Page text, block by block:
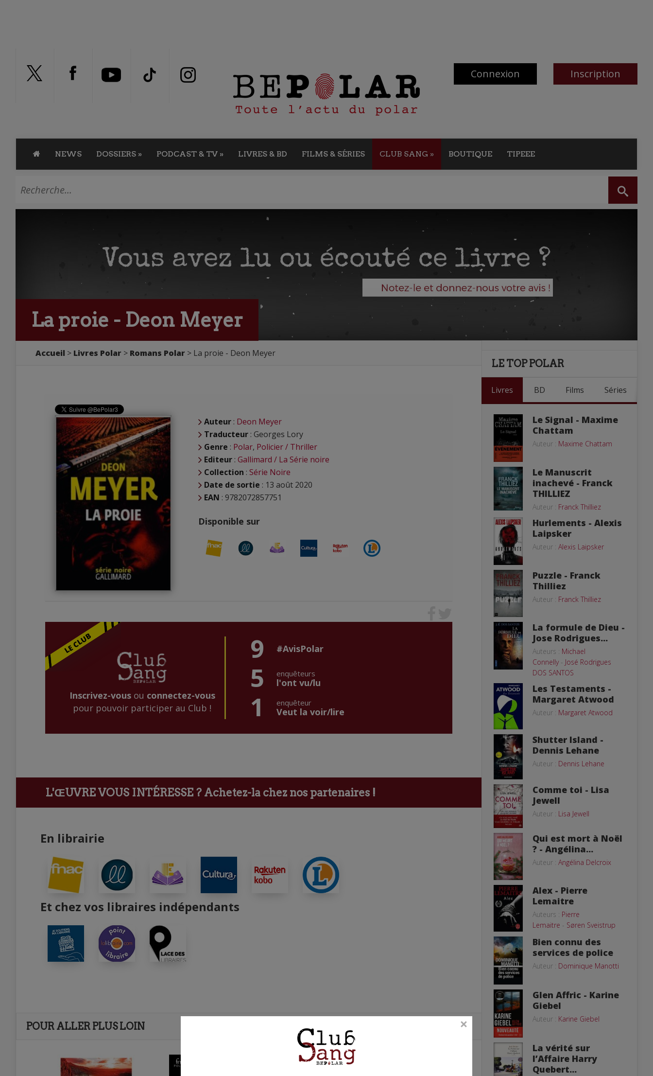
Connexion Inscription
NEWS DOSSIERS » PODCAST & TV » LIVRES & BD FILMS & SÉRIES CLUB SANG » BOUTIQUE TIPEEE
La proie - Deon Meyer
Accueil Livres Polar Romans Polar La proie - Deon Meyer
Auteur : Deon Meyer
Traducteur : Georges Lory
Genre : Polar, Policier / Thriller
Editeur : Gallimard / La Série noire
Collection : Série Noire
Date de sortie : 13 août 2020
EAN : 9782072857751
Disponible sur
Inscrivez-vousou connectez-vous
pour pouvoir participer au Club !
9 #AvisPolar
5 enquêteurs
l'ont vu/lu
1 enquêteur
Veut la voir/lire
L'ŒUVRE VOUS INTÉRESSE ? Achetez-la chez nos partenaires !
En librairie
Et chez vos libraires indépendants
POUR ALLER PLUS LOIN
LE TOP POLAR
Livres BD Films Séries
Le Signal - Maxime
Chattam
Auteur : Maxime Chattam
Le Manuscrit
inachevé - Franck
THILLIEZ
Auteur : Franck Thilliez
Hurlements - Alexis
Laipsker
Auteur : Alexis Laipsker
Puzzle - Franck
Thilliez
Auteur : Franck Thilliez
La formule de Dieu -
Jose Rodrigues...
Auteurs : Michael
Connelly- José Rodrigues
DOS SANTOS
Les Testaments -
Margaret Atwood
Auteur : Margaret Atwood
Shutter Island -
Dennis Lehane
Auteur : Dennis Lehane
Comme toi - Lisa
Jewell
Auteur : Lisa Jewell
Qui est mort à Noël
? - Angélina...
Auteur : Angélina Delcroix
Alex - Pierre
Lemaitre
Auteurs : Pierre
Lemaitre - Søren Sveistrup
Bien connu des
services de police
Auteur : Dominique Manotti
Glen Affric - Karine
Giebel
Auteur : Karine Giebel
La vérité sur
l’Affaire Harry
Quebert...